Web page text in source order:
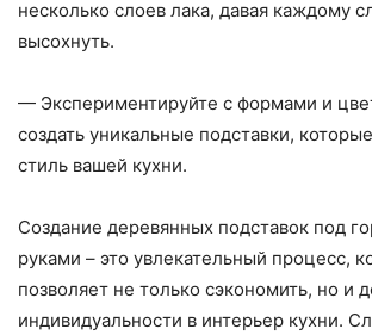
несколько слоев лака, давая каждому
высохнуть.
— Экспериментируйте с формами и
создать уникальные подставки,
стиль вашей кухни.
Создание деревянных подставок под
руками – это увлекательный процесс,
позволяет не только сэкономить, но и
индивидуальности в интерьер кухни.